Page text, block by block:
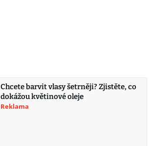
Chcete barvit vlasy šetrněji? Zjistěte, co
dokážou květinové oleje
Reklama